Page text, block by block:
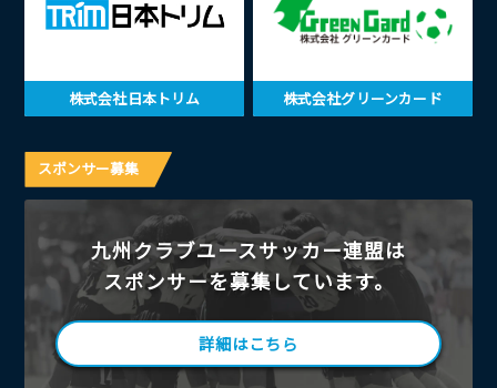
株式会社日本トリム 株式会社グリーンカード
スポンサー募集
九州クラブユースサッカー連盟は
スポンサーを募集しています。
詳細はこちら